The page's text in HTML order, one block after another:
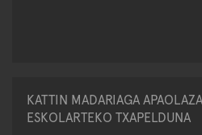
KATTIN MADARIAGA
ESKOLARTEKO TXAPELDUNA